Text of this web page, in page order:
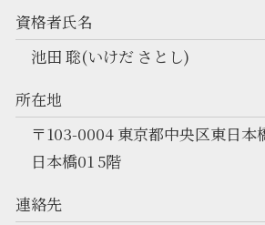
資格者氏名
池田 聡(いけだ さとし)
所在地
〒103-0004 東京都中央区東日本
日本橋01 5階
連絡先